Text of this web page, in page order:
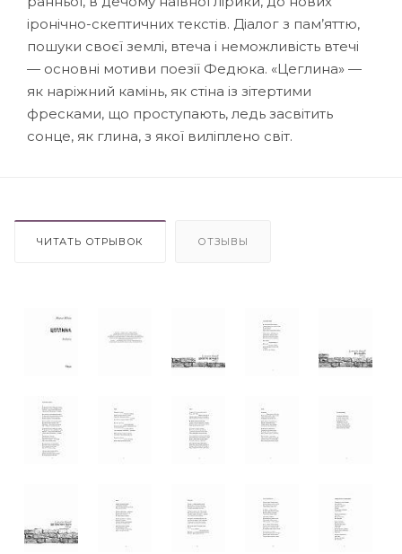
іронічно-скептичних текстів. Діалог з пам’яттю,
пошуки своєї землі, втеча і неможливість втечі
— основні мотиви поезії Федюка. «Цеглина» —
як наріжний камінь, як стіна із зітертими
фресками, що проступають, ледь засвітить
сонце, як глина, з якої виліплено світ.
ЧИТАТЬ ОТРЫВОК ОТЗЫВЫ